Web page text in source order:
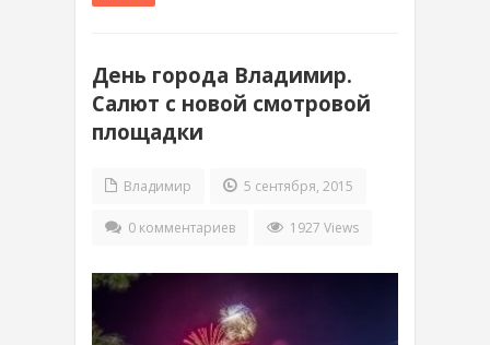
День города Владимир.
Салют с новой смотровой
площадки
Владимир 5 сентября, 2015
0 комментариев 1927 Views